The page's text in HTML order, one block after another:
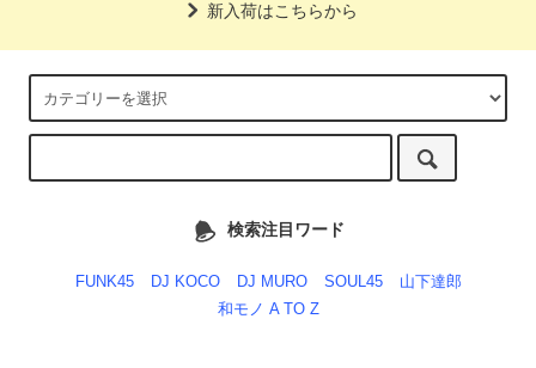
新入荷はこちらから
検索注目ワード
FUNK45 DJ KOCO DJ MURO SOUL45
山下達郎
和モノ A TO Z